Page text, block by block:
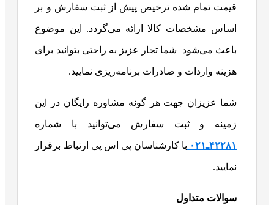
قیمت تمام شده ترخیص پیش از ثبت سفارش و بر
اساس مشخصات کالا ارائه می‌گردد. این موضوع
باعث می‌شود شما تجار عزیز به راحتی بتوانید برای
هزینه واردات و صادرات برنامه‌ریزی نمایید.
شما عزیزان جهت هر گونه مشاوره رایگان در این
زمینه و ثبت سفارش می‌توانید با شماره
۴۲۲۸۱ـ۰۲۱ با کارشناسان پی اس پی ارتباط برقرار
نمایید.
سوالات متداول